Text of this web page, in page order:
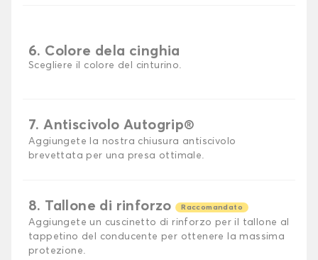
6. Colore dela cinghia
Scegliere il colore del cinturino.
7. Antiscivolo Autogrip®
Aggiungete la nostra chiusura antiscivolo
brevettata per una presa ottimale.
8. Tallone di rinforzo Raccomandato
Aggiungete un cuscinetto di rinforzo per il tallone al
tappetino del conducente per ottenere la massima
protezione.